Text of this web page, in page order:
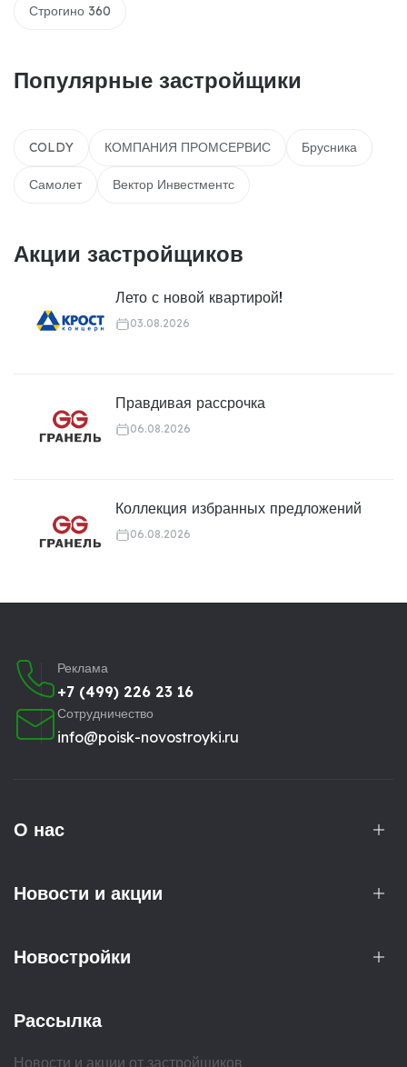
Строгино 360
Популярные застройщики
COLDY КОМПАНИЯ ПРОМСЕРВИС Брусника
Самолет Вектор Инвестментс
Акции застройщиков
Лето с новой квартирой!
03.08.2026
Правдивая рассрочка
06.08.2026
Коллекция избранных предложений
06.08.2026
Реклама
+7 (499) 226 23 16
Сотрудничество
info@poisk-novostroyki.ru
О нас
Новости и акции
Новостройки
Рассылка
Новости и акции от застройщиков